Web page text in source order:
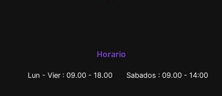
Horario
Lun - Vier : 09.00 - 18.00 Sabados : 09.00 - 14:00